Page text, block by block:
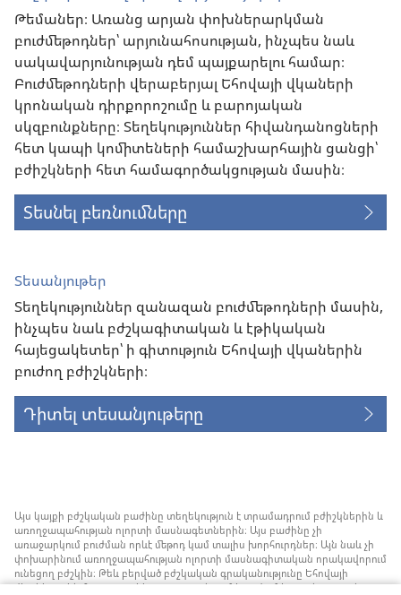
Թեմաներ։ Առանց արյան փոխներարկման
բուժմեթոդներ՝ արյունահոսության, ինչպես նաև
սակավարյունության դեմ պայքարելու համար։
Բուժմեթոդների վերաբերյալ Եհովայի վկաների
կրոնական դիրքորոշումը և բարոյական
սկզբունքները։ Տեղեկություններ հիվանդանոցների
հետ կապի կոմիտեների համաշխարհային ցանցի՝
բժիշկների հետ համագործակցության մասին։
Տեսնել բեռնումները
Տեսանյութեր
Տեղեկություններ զանազան բուժմեթոդների մասին,
ինչպես նաև բժշկագիտական և էթիկական
հայեցակետեր՝ ի գիտություն Եհովայի վկաներին
բուժող բժիշկների։
Դիտել տեսանյութերը
Այս կայքի բժշկական բաժինը տեղեկություն է տրամադրում բժիշկներին և
առողջապահության ոլորտի մասնագետներին։ Այս բաժինը չի
առաջարկում բուժման որևէ մեթոդ կամ տալիս խորհուրդներ։ Այն նաև չի
փոխարինում առողջապահության ոլորտի մասնագիտական որակավորում
ունեցող բժշկին։ Թեև բերված բժշկական գրականությունը Եհովայի
վկաները չեն հրատարակել, բայց դրանցում խոսվում է առանց արյան